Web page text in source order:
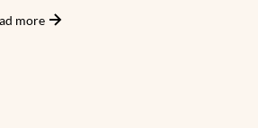
pour beaucoup de femmes,
more